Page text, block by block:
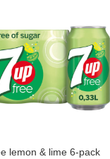
lemon & lime 6-pack